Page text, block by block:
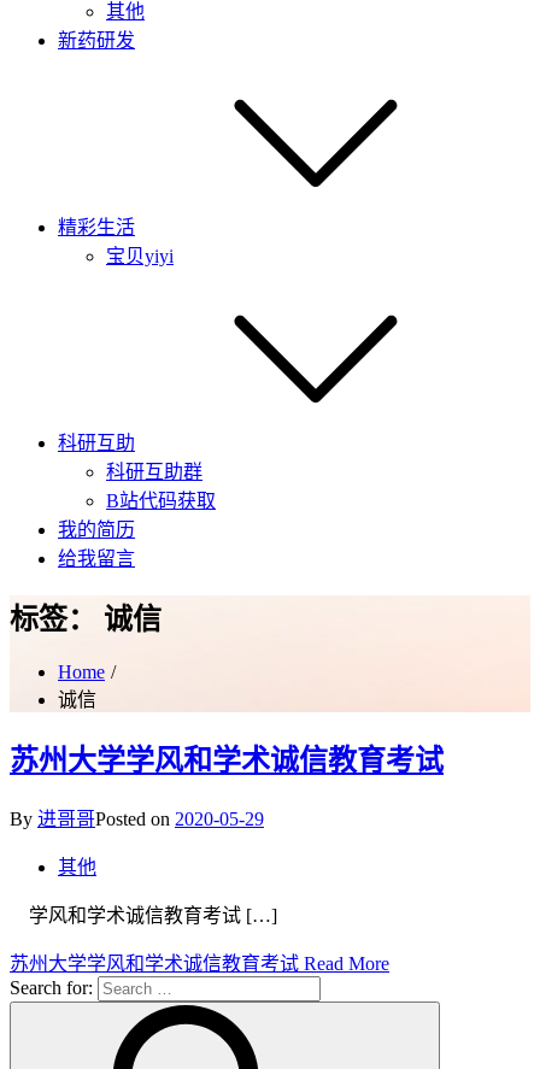
其他
新药研发
精彩生活
宝贝yiyi
科研互助
科研互助群
B站代码获取
我的简历
给我留言
标签： 诚信
Home
诚信
苏州大学学风和学术诚信教育考试
By 进哥哥Posted on 2020-05-29
其他
学风和学术诚信教育考试 […]
苏州大学学风和学术诚信教育考试 Read More
Search for: